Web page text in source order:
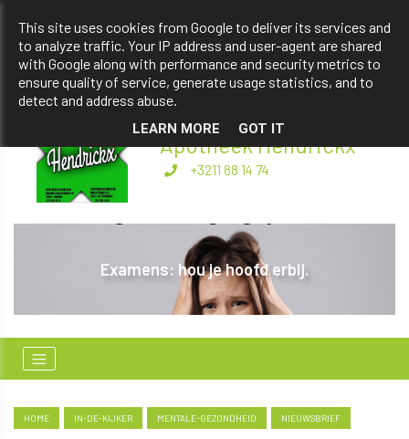
apotheekhendrickxbart@gmail.com
+3211 88 14 74
Apotheek Hendrickx
+3211 88 14 74
Examens: hou je hoofd erbij.
HOME IN-DE-KIJKER MENTALE-GEZONDHEID NIEUWSBRIEF
This site uses cookies from Google to deliver its services and
to analyze traffic. Your IP address and user-agent are shared
with Google along with performance and security metrics to
ensure quality of service, generate usage statistics, and to
detect and address abuse.
LEARN MORE GOT IT